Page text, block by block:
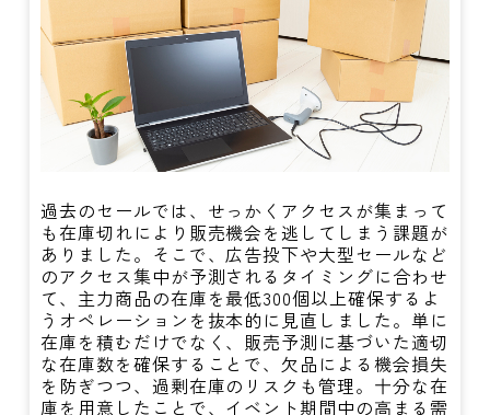
過去のセールでは、せっかくアクセスが集まって
も在庫切れにより販売機会を逃してしまう課題が
ありました。そこで、広告投下や大型セールなど
のアクセス集中が予測されるタイミングに合わせ
て、主力商品の在庫を最低300個以上確保するよ
うオペレーションを抜本的に見直しました。単に
在庫を積むだけでなく、販売予測に基づいた適切
な在庫数を確保することで、欠品による機会損失
を防ぎつつ、過剰在庫のリスクも管理。十分な在
庫を用意したことで、イベント期間中の高まる需